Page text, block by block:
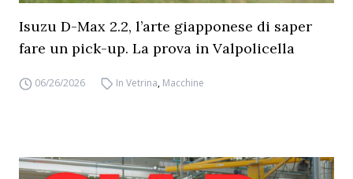
Isuzu D-Max 2.2, l’arte giapponese di saper
fare un pick-up. La prova in Valpolicella
06/26/2026 In Vetrina, Macchine